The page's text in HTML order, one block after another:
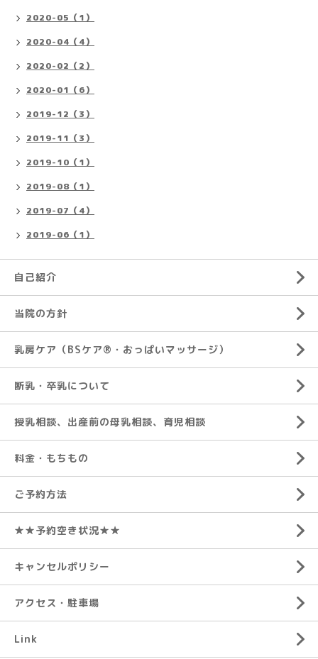
2020-05（1）
2020-04（4）
2020-02（2）
2020-01（6）
2019-12（3）
2019-11（3）
2019-10（1）
2019-08（1）
2019-07（4）
2019-06（1）
自己紹介
当院の方針
乳房ケア（BSケア®︎・おっぱいマッサージ）
断乳・卒乳について
授乳相談、出産前の母乳相談、育児相談
料金・もちもの
ご予約方法
★★予約空き状況★★
キャンセルポリシー
アクセス・駐車場
Link